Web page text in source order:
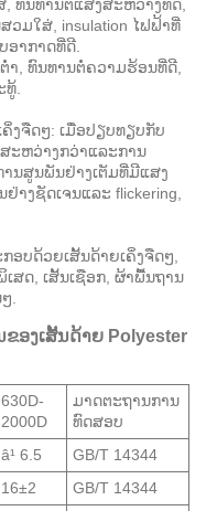
ທົນທານຕໍ່ແສງສະຫວ່າງທີ່ດີ,
ວມໃສ່, insulation ໄຟຟ້າທີ່
າກາດທີ່ດີ.
າ, ທົນທານຕໍ່ຄວາມຮ້ອນທີ່ດີ,
.
ງຈືດໆ: ເມື່ອປຽບທຽບກັບ
ະຫວ່າງກວ່າແລະການ
ນສູນພັນຢ່າງເຕັມທີ່ມີແສງ
ງຊັດເຈນແລະ flickering,
ອບດ້ວຍເສັ້ນດ້າຍເຄິ່ງຈືດໆ,
ສດ, ເສັ້ນເຊືອກ, ຜ້າພື້ນຖານ
.
ອງເສັ້ນດ້າຍ Polyester
630D-
2000D
ມາດຕະຖານການ
ທົດສອບ
â¹ 6.5
GB/T 14344
16±2
GB/T 14344